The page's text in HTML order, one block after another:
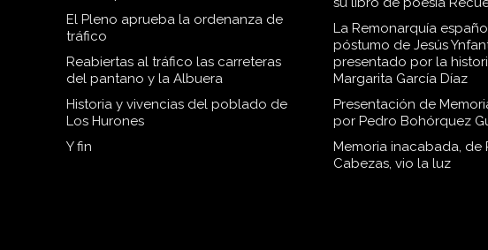
El Pleno aprueba la ordenanza de
tráfico
Reabiertas al tráfico las carreteras
del pantano y la Albuera
Historia y vivencias del poblado de
Los Hurones
Y fin
La Remonarquía
póstumo de Jesús
presentado por la
Margarita García Díaz
Presentación de
por Pedro Bohórquez
Memoria inacabada, de
Cabezas, vio la luz